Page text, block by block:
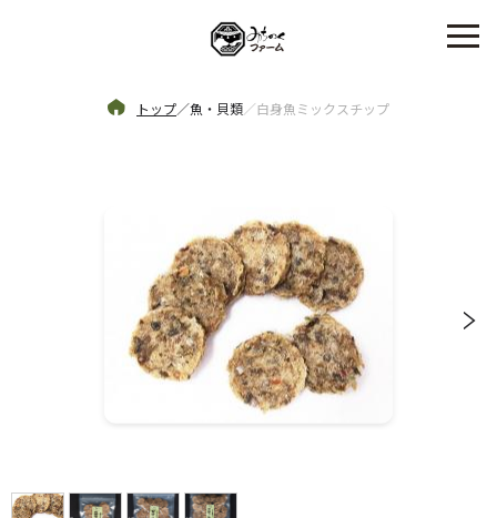
トップ／魚・貝類／白身魚ミックスチップ